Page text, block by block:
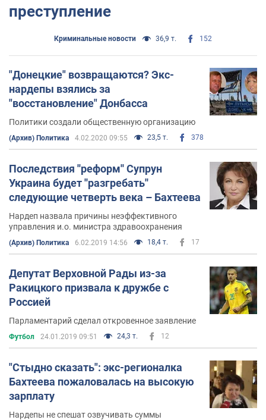
преступление
Криминальные новости 36,9 т. 152
"Донецкие" возвращаются? Экс-
нардепы взялись за
"восстановление" Донбасса
Политики создали общественную организацию
(Архив) Политика 4.02.2020 09:55 23,5 т. 378
Последствия ''реформ'' Супрун
Украина будет ''разгребать''
следующие четверть века – Бахтеева
Нардеп назвала причины неэффективного
управления и.о. министра здравоохранения
(Архив) Политика 6.02.2019 14:56 18,4 т. 17
Депутат Верховной Рады из-за
Ракицкого призвала к дружбе с
Россией
Парламентарий сделал откровенное заявление
Футбол 24.01.2019 09:51 24,3 т. 12
"Стыдно сказать": экс-регионалка
Бахтеева пожаловалась на высокую
зарплату
Нардепы не спешат озвучивать суммы